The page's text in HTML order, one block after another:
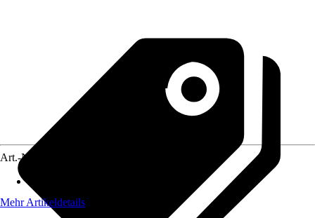
Art.-Nr.
Mehr Artikeldetails